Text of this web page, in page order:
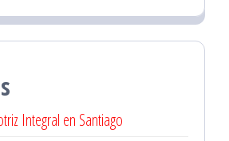
Integral en Santiago